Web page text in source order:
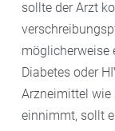
sollte der Arzt
möglicherweise
Diabetes oder
Arzneimittel
einnimmt, sollt